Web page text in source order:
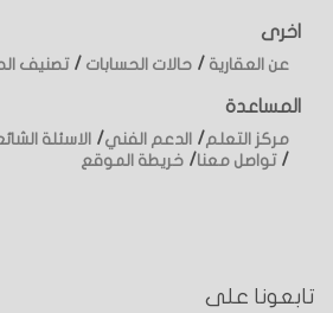
اخرى
عن العقارية / حالات الحسابات /تصنيف
المساعدة
مركز التعلم/ الدعم الفني/ الاسئلة
/تواصل معنا/ خريطة الموقع
تابعونا على